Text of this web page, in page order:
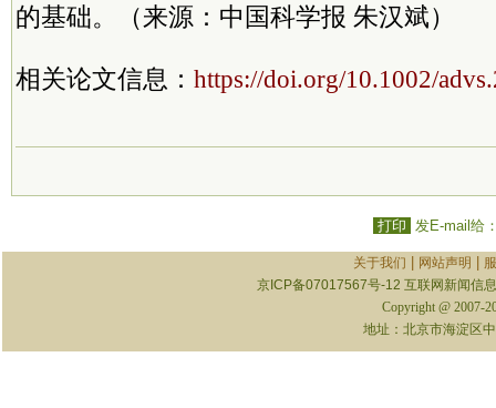
的基础。（来源：中国科学报 朱汉斌）
相关论文信息： https://doi.org/10.1002/
打印 发E-mail给
关于我们 网站声明
京ICP备07017567号-12 互联网新闻信
Copyright @ 2007-
地址：北京市海淀区